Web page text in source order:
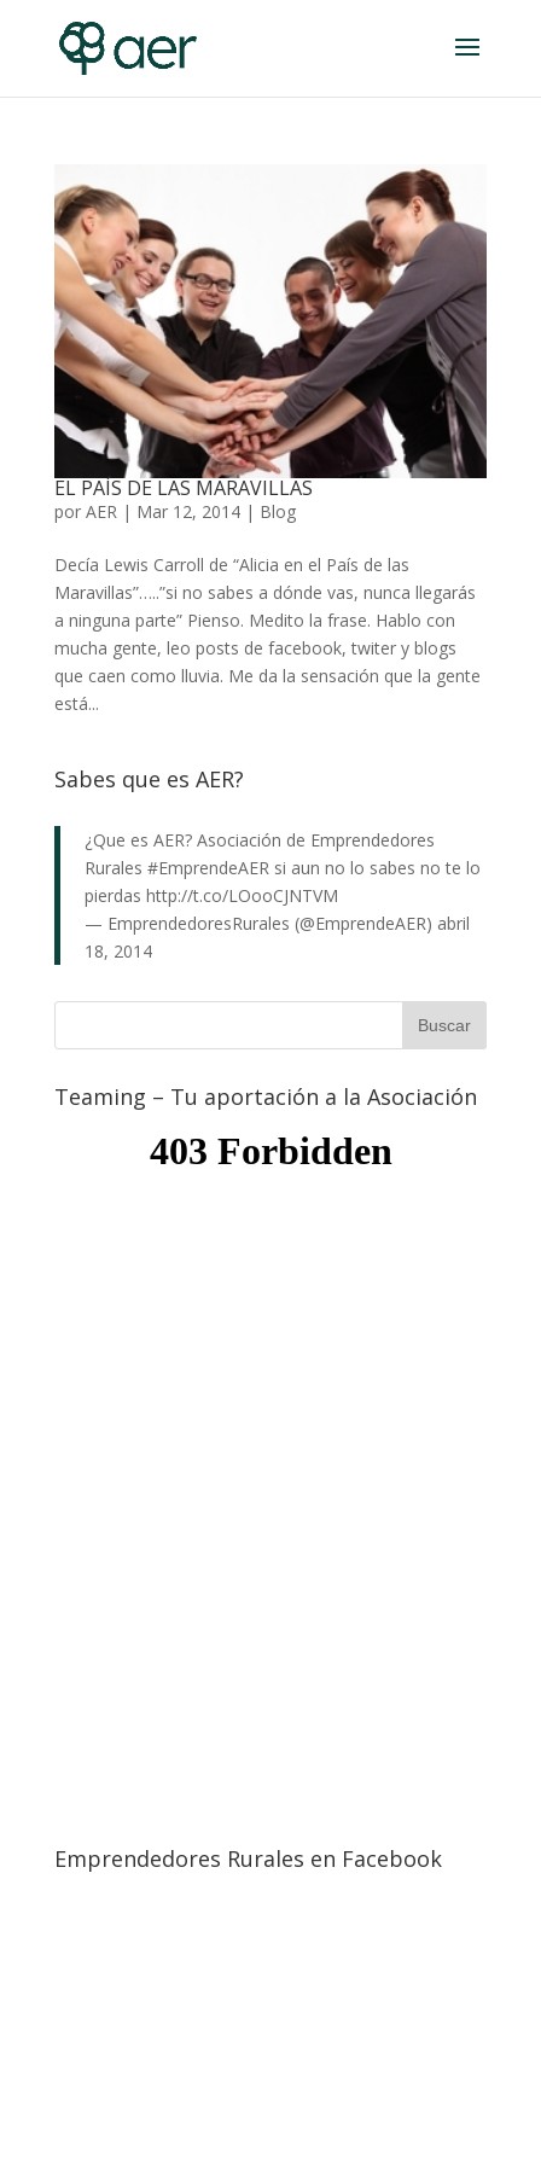
EL PAÍS DE LAS MARAVILLAS
por AER | Mar 12, 2014| Blog
Decía Lewis Carroll de “Alicia en el País de las
Maravillas”…..”si no sabes a dónde vas, nunca llegarás
a ninguna parte” Pienso. Medito la frase. Hablo con
mucha gente, leo posts de facebook, twiter y blogs
que caen como lluvia. Me da la sensación que la gente
está...
Sabes que es AER?
¿Que es AER? Asociación de Emprendedores
Rurales #EmprendeAER si aun no lo sabes no te lo
pierdas http://t.co/LOooCJNTVM
— EmprendedoresRurales (@EmprendeAER) abril
18, 2014
Teaming – Tu aportación a la Asociación
Emprendedores Rurales en Facebook